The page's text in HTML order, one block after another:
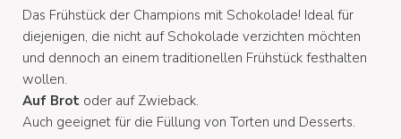
Das Frühstück der Champions mit Schokolade! Ideal für
diejenigen, die nicht auf Schokolade verzichten möchten
und dennoch an einem traditionellen Frühstück festhalten
wollen.
Auf Brot oder auf Zwieback.
Auch geeignet für die Füllung von Torten und Desserts.